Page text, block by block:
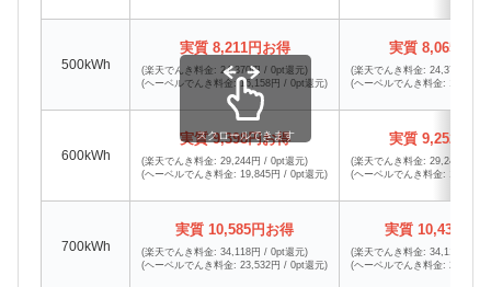
500kWh
実質 8,211円お得
(楽天でんき料金: 24,370円 / 0pt還元)
(ヘーベルでんき料金: 16,158円 / 0pt還元)
実質 8,065円お
(楽天でんき料金: 24,370円 /
(ヘーベルでんき料金: 16,304
600kWh
実質 9,398円お得
(楽天でんき料金: 29,244円 / 0pt還元)
(ヘーベルでんき料金: 19,845円 / 0pt還元)
実質 9,252円お
(楽天でんき料金: 29,244円 /
(ヘーベルでんき料金: 19,991
700kWh
実質 10,585円お得
(楽天でんき料金: 34,118円 / 0pt還元)
(ヘーベルでんき料金: 23,532円 / 0pt還元)
実質 10,439円
(楽天でんき料金: 34,118円 /
(ヘーベルでんき料金: 23,678
スクロールできます